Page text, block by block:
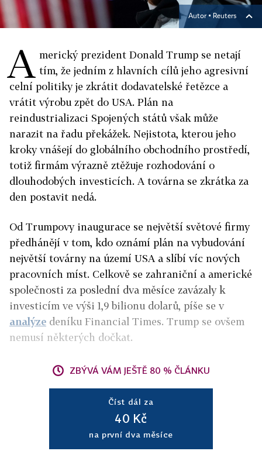
Autor ▪ Reuters
A merický prezident Donald Trump se netají
tím, že jedním z hlavních cílů jeho agresivní
celní politiky je zkrátit dodavatelské řetězce a
vrátit výrobu zpět do USA. Plán na
reindustrializaci Spojených států však může
narazit na řadu překážek. Nejistota, kterou jeho
kroky vnášejí do globálního obchodního prostředí,
totiž firmám výrazně ztěžuje rozhodování o
dlouhodobých investicích. A továrna se zkrátka za
den postavit nedá.
Od Trumpovy inaugurace se největší světové firmy
předhánějí v tom, kdo oznámí plán na vybudování
největší továrny na území USA a slíbí víc nových
pracovních míst. Celkově se zahraniční a americké
společnosti za poslední dva měsíce zavázaly k
investicím ve výši 1,9 bilionu dolarů, píše se v
analýze deníku Financial Times. Trump se ovšem
nemusí některých dočkat.
ZBÝVÁ VÁM JEŠTĚ 80 % ČLÁNKU
Číst dál za
40 Kč
na první dva měsíce